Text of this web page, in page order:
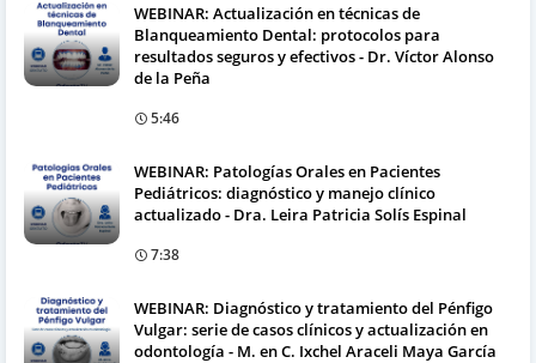
WEBINAR: Actualización en técnicas de
Blanqueamiento Dental: protocolos para
resultados seguros y efectivos - Dr. Víctor Alonso
de la Peña
5:46
WEBINAR: Patologías Orales en Pacientes
Pediátricos: diagnóstico y manejo clínico
actualizado - Dra. Leira Patricia Solís Espinal
7:38
WEBINAR: Diagnóstico y tratamiento del Pénfigo
Vulgar: serie de casos clínicos y actualización en
odontología - M. en C. Ixchel Araceli Maya García